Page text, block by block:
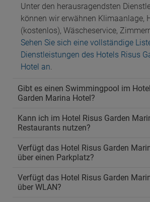
Unter den herausragendsten
können wir erwähnen Klimaanlage,
(kostenlos), Wäscheservice,
Sehen Sie sich eine vollständige
Dienstleistungen des Hotels Risus
Hotel an.
Gibt es einen Swimmingpool im
Garden Marina Hotel?
Kann ich im Hotel Risus Garden
Restaurants nutzen?
Verfügt das Hotel Risus Garden
über einen Parkplatz?
Verfügt das Hotel Risus Garden
über WLAN?